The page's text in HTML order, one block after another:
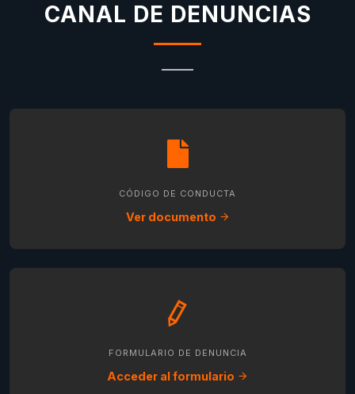
CANAL DE DENUNCIAS
CÓDIGO DE CONDUCTA
Ver documento
FORMULARIO DE DENUNCIA
Acceder al formulario